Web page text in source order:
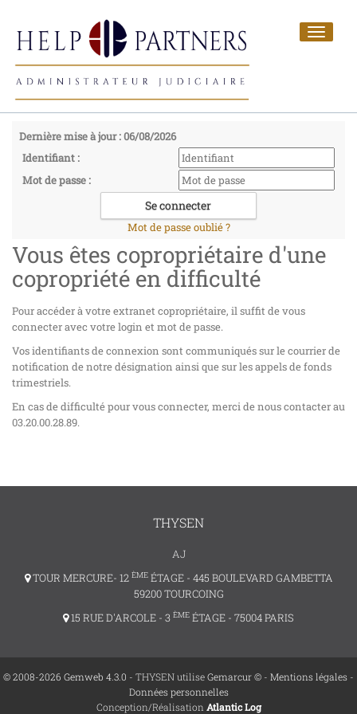
Toggle
Dernière mise à jour : 06/08/2026
Identifiant :
Mot de passe :
Mot de passe oublié ?
Vous êtes copropriétaire d'une
copropriété en difficulté
Pour accéder à votre extranet copropriétaire, il suffit de vous
connecter avec votre login et mot de passe.
Vos identifiants de connexion sont communiqués sur le courrier de
notification de notre désignation ainsi que sur les appels de fonds
trimestriels.
En cas de difficulté pour vous connecter, merci de nous contacter au
03.20.00.28.89.
THYSEN
AJ
TOUR MERCURE- 12 ÈMEÉTAGE - 445 BOULEVARD GAMBETTA
59200 TOURCOING
15 RUE D'ARCOLE - 3 ÈME ÉTAGE - 75004 PARIS
© 2008-2026 Gemweb 4.3.0 - THYSEN utiliseGemarcur © - Mentions légales -
Données personnelles
Conception/Réalisation Atlantic Log